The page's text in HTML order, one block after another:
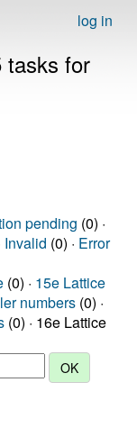
log in
tasks for
pending (0) ·
Invalid (0) · Error
(0) · 15e Lattice
numbers (0) ·
(0) · 16e Lattice